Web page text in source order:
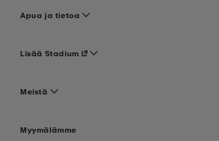
Apua ja tietoa
Meistä
Lisää Stadium
Myymälämme